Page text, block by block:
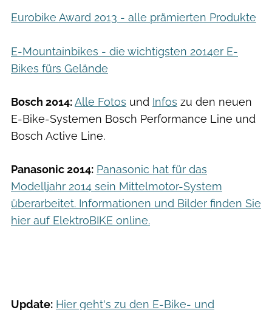
Eurobike Award 2013 - alle prämierten Produkte
E-Mountainbikes - die wichtigsten 2014er E-
Bikes fürs Gelände
Bosch 2014:Alle Fotos und Infos zu den neuen
E-Bike-Systemen Bosch Performance Line und
Bosch Active Line.
Panasonic 2014: Panasonic hat für das
Modelljahr 2014 sein Mittelmotor-System
überarbeitet. Informationen und Bilder finden Sie
hier auf ElektroBIKE online.
Update: Hier geht's zu den E-Bike- und